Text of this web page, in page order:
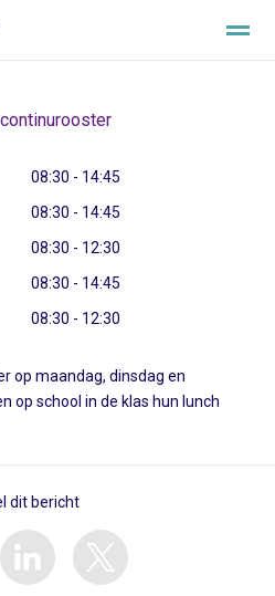
Contact
08:30 - 14:45
08:30 - 14:45
08:30 - 12:30
08:30 - 14:45
08:30 - 12:30
op maandag, dinsdag en
op school in de klas hun lunch
dit bericht